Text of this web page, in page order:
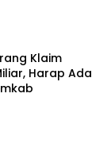
Klaim
Harap Ada